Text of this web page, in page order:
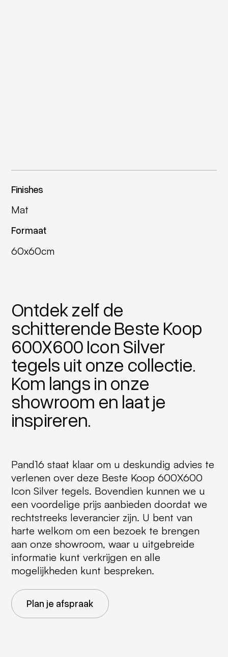
Finishes
Mat
Formaat
60x60cm
Ontdek zelf de
schitterende Beste Koop
600X600 Icon Silver
tegels uit onze collectie.
Kom langs in onze
showroom en laat je
inspireren.
Pand16 staat klaar om u deskundig advies te
verlenen over deze Beste Koop 600X600
Icon Silver tegels. Bovendien kunnen we u
een voordelige prijs aanbieden doordat we
rechtstreeks leverancier zijn. U bent van
harte welkom om een bezoek te brengen
aan onze showroom, waar u uitgebreide
informatie kunt verkrijgen en alle
mogelijkheden kunt bespreken.
Plan je afspraak